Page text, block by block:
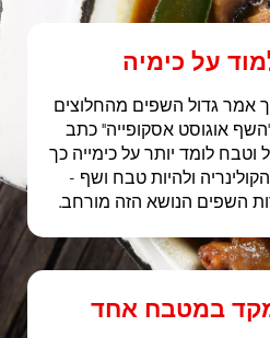
אמר גדול השפים מהחלוצים
אוגוסט אסקופייה" כתב
במאה ה 19 שככל וטבח לומד יותר על כימייה כך
ולהיות טבח ושף -
השפים הנושא הזה מורחב.